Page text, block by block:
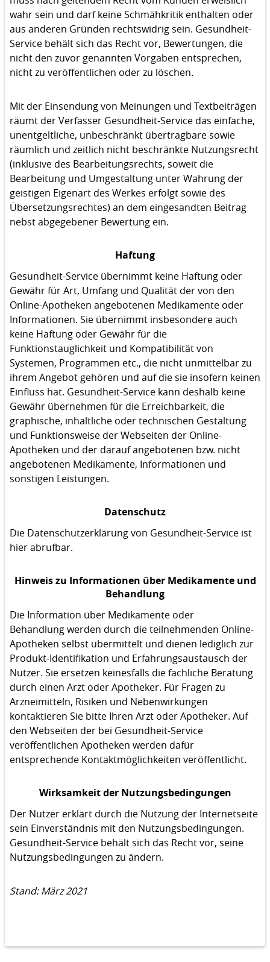
wahr sein und darf keine Schmähkritik enthalten oder
aus anderen Gründen rechtswidrig sein. Gesundheit-
Service behält sich das Recht vor, Bewertungen, die
nicht den zuvor genannten Vorgaben entsprechen,
nicht zu veröffentlichen oder zu löschen.
Mit der Einsendung von Meinungen und Textbeiträgen
räumt der Verfasser Gesundheit-Service das einfache,
unentgeltliche, unbeschränkt übertragbare sowie
räumlich und zeitlich nicht beschränkte Nutzungsrecht
(inklusive des Bearbeitungsrechts, soweit die
Bearbeitung und Umgestaltung unter Wahrung der
geistigen Eigenart des Werkes erfolgt sowie des
Übersetzungsrechtes) an dem eingesandten Beitrag
nebst abgegebener Bewertung ein.
Haftung
Gesundheit-Service übernimmt keine Haftung oder
Gewähr für Art, Umfang und Qualität der von den
Online-Apotheken angebotenen Medikamente oder
Informationen. Sie übernimmt insbesondere auch
keine Haftung oder Gewähr für die
Funktionstauglichkeit und Kompatibilität von
Systemen, Programmen etc., die nicht unmittelbar zu
ihrem Angebot gehören und auf die sie insofern keinen
Einfluss hat. Gesundheit-Service kann deshalb keine
Gewähr übernehmen für die Erreichbarkeit, die
graphische, inhaltliche oder technischen Gestaltung
und Funktionsweise der Webseiten der Online-
Apotheken und der darauf angebotenen bzw. nicht
angebotenen Medikamente, Informationen und
sonstigen Leistungen.
Datenschutz
Die Datenschutzerklärung von Gesundheit-Service ist
hier abrufbar.
Hinweis zu Informationen über Medikamente und
Behandlung
Die Information über Medikamente oder
Behandlung werden durch die teilnehmenden Online-
Apotheken selbst übermittelt und dienen lediglich zur
Produkt-Identifikation und Erfahrungsaustausch der
Nutzer. Sie ersetzen keinesfalls die fachliche Beratung
durch einen Arzt oder Apotheker. Für Fragen zu
Arzneimitteln, Risiken und Nebenwirkungen
kontaktieren Sie bitte Ihren Arzt oder Apotheker. Auf
den Webseiten der bei Gesundheit-Service
veröffentlichen Apotheken werden dafür
entsprechende Kontaktmöglichkeiten veröffentlicht.
Wirksamkeit der Nutzungsbedingungen
Der Nutzer erklärt durch die Nutzung der Internetseite
sein Einverständnis mit den Nutzungsbedingungen.
Gesundheit-Service behält sich das Recht vor, seine
Nutzungsbedingungen zu ändern.
Stand: März 2021